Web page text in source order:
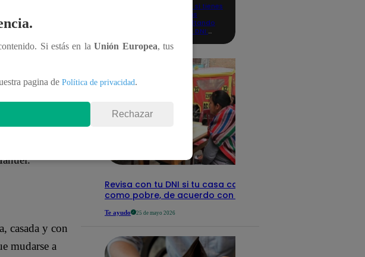
el chato
casada y con
mudarse a
Revisa si tienes
deudas
consultando
con tu DNI:
detalles
Revisa con tu DNI si tu casa califica
como pobre, de acuerdo con el Sisfoh
Te ayudo 25 de mayo 2026
Si estás en laUnión Europea, tus
pagina de Política de privacidad.
Rechazar